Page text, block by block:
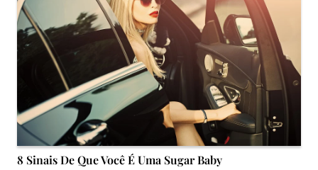
8 Sinais De Que Você É Uma Sugar Baby